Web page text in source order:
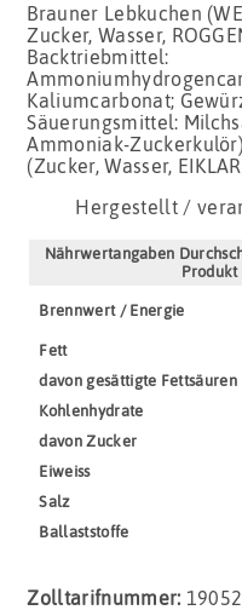
Brauner Lebkuchen
Zucker, Wasser,
Backtriebmittel:
Kaliumcarbonat;
Säuerungsmittel:
Ammoniak-
(Zucker, Wasser,
Hergestellt /
Nährwertangaben
Produkt
Brennwert / Energie
Fett
davon gesättigte Fettsäuren
Kohlenhydrate
davon Zucker
Eiweiss
Salz
Ballaststoffe
Zolltarifnummer: